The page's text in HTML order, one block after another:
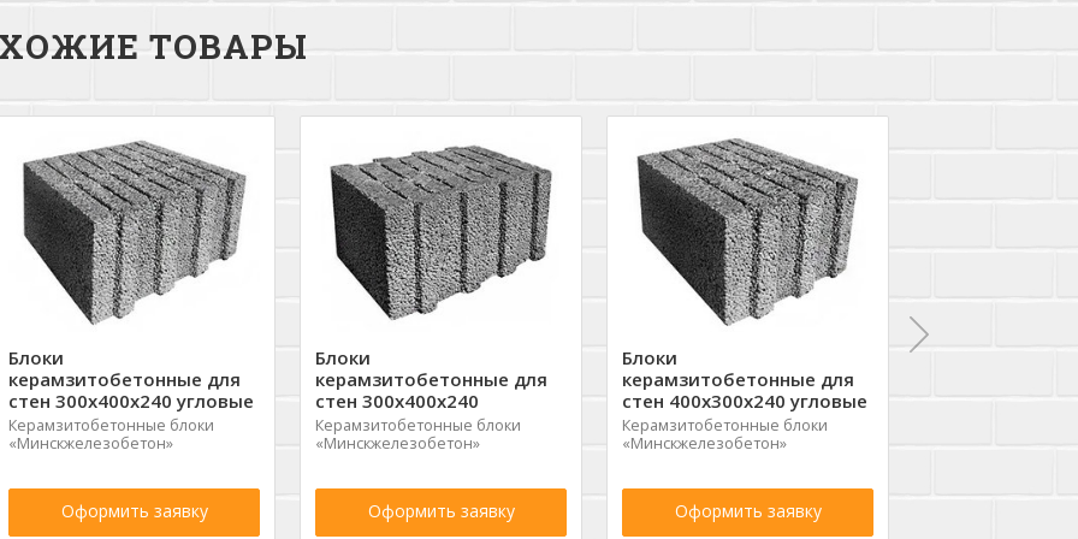
ТОВАРЫ
Блоки
керамзитобетонные для
стен 300х400х240 угловые
Керамзитобетонные блоки
«Минскжелезобетон»
Оформить заявку
Блоки
керамзитобетонные для
стен 300х400х240
Керамзитобетонные блоки
«Минскжелезобетон»
Оформить заявку
Блоки
керамзитобетонные для
стен 400х300х240 угловые
Керамзитобетонные блоки
«Минскжелезобетон»
Оформить заявку
стен